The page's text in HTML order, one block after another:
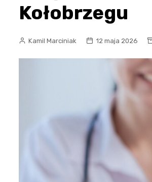
Kołobrzegu
Kamil Marciniak 12 maja 2026